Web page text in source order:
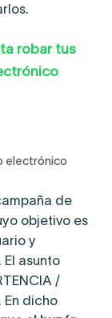
robar tus
electrónico
de
objetivo es
y
asunto
/
En dicho